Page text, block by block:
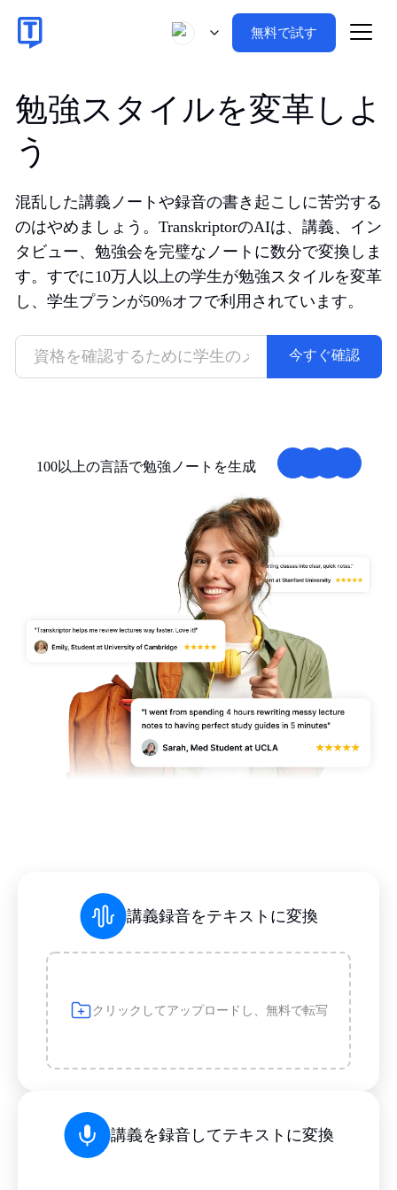
無料で試す
勉強スタイルを変革しよ
う
混乱した講義ノートや録音の書き起こしに苦労する
のはやめましょう。TranskriptorのAIは、講義、イン
タビュー、勉強会を完璧なノートに数分で変換しま
す。すでに10万人以上の学生が勉強スタイルを変革
し、学生プランが50%オフで利用されています。
今すぐ確認
100以上の言語で勉強ノートを生成
講義録音をテキストに変換
クリックしてアップロードし、無料で転写
講義を録音してテキストに変換